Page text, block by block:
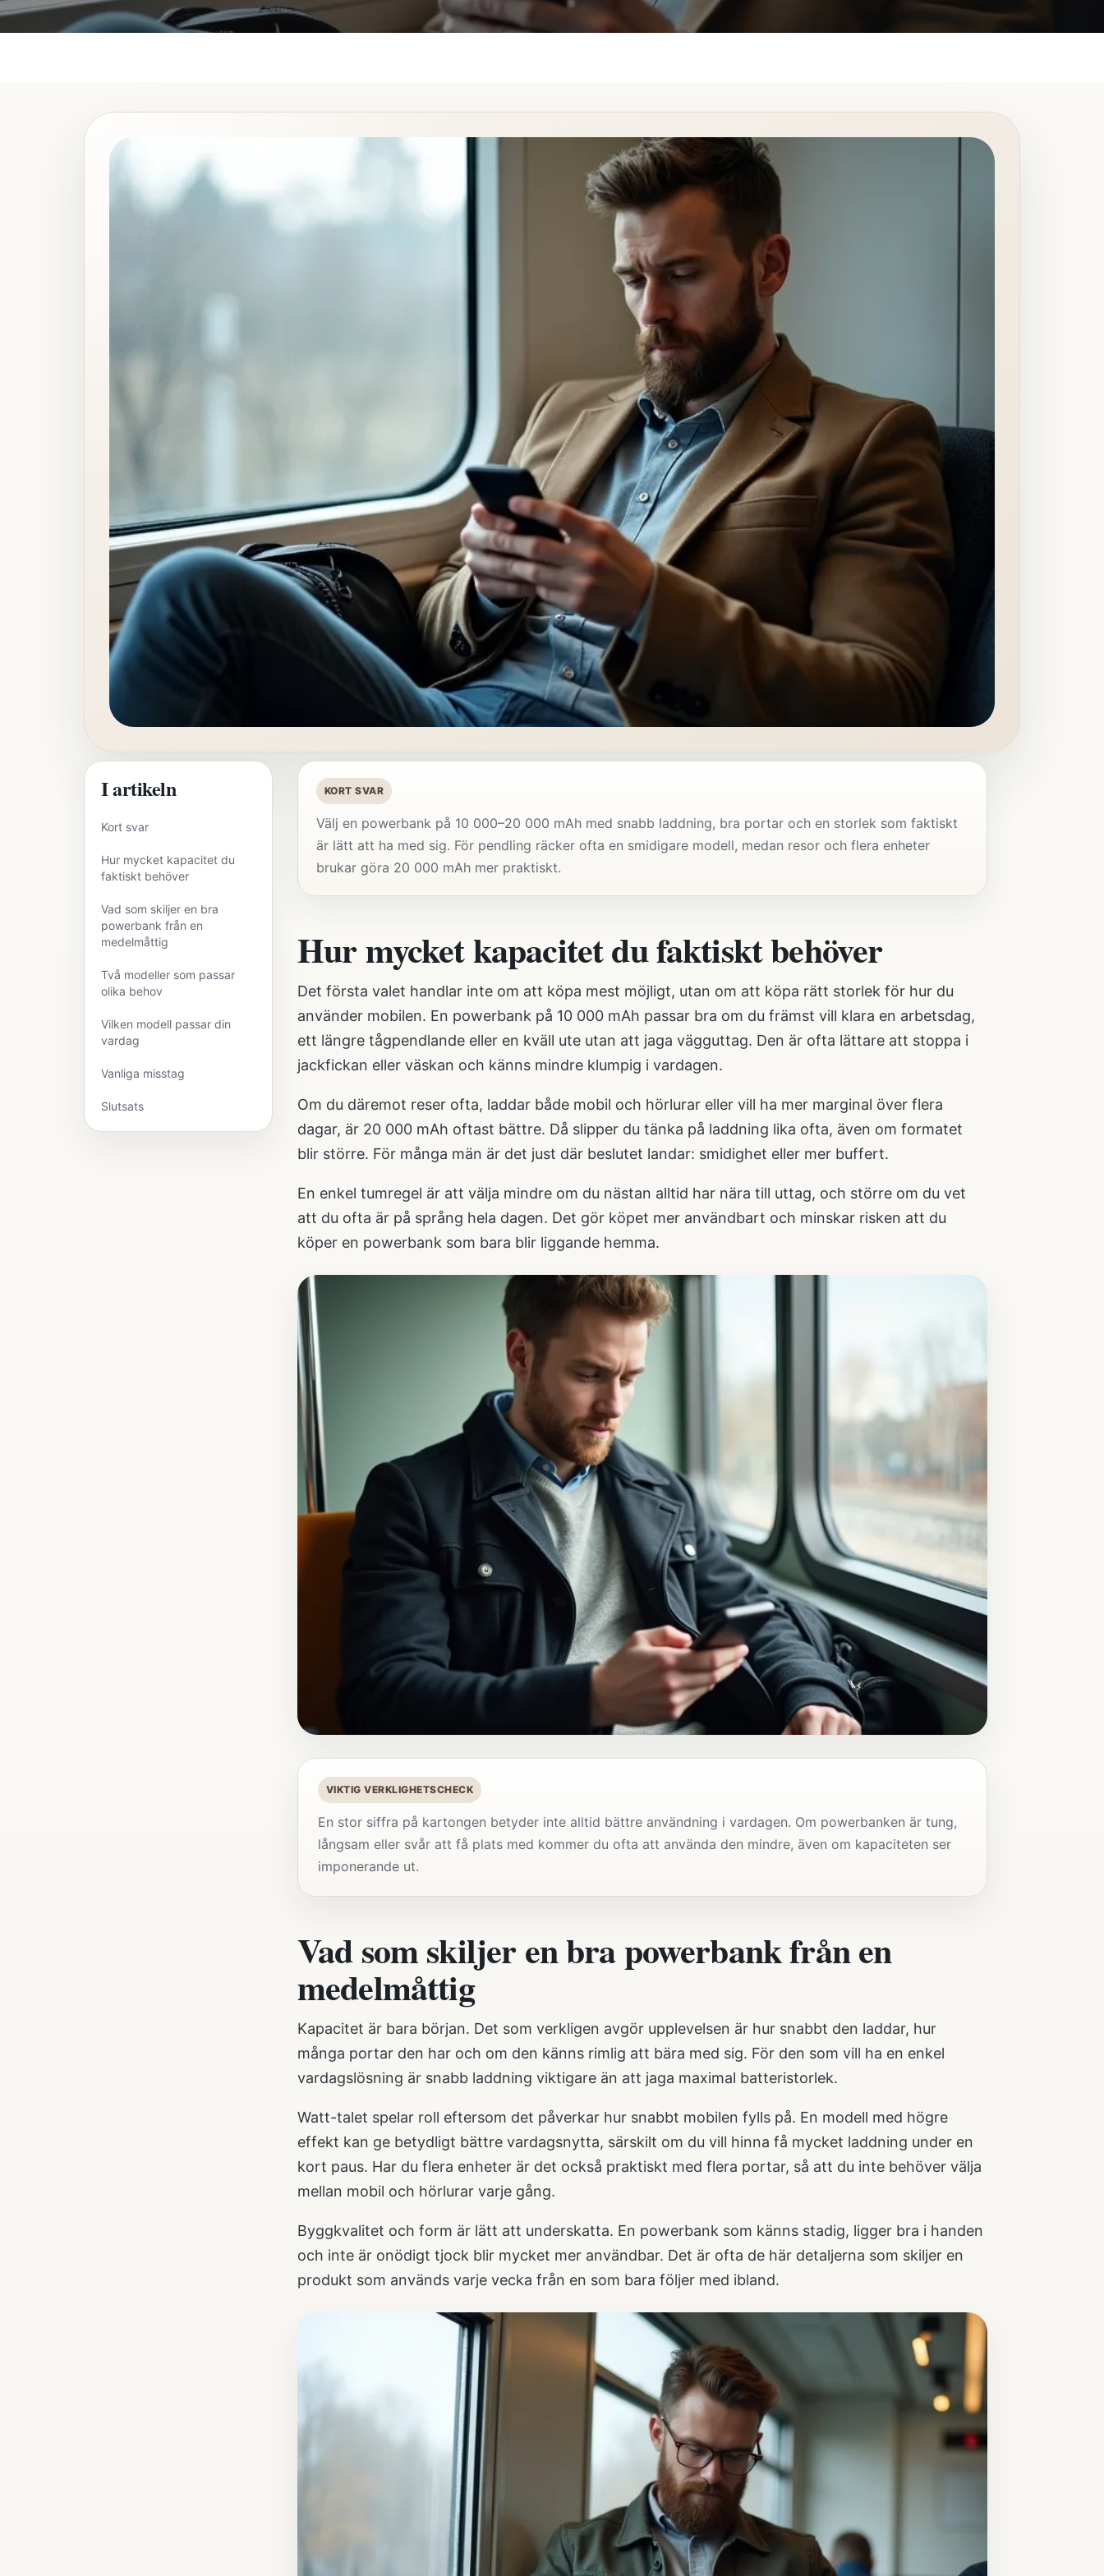
I artikeln
Kort svar
Hur mycket kapacitet du
faktiskt behöver
Vad som skiljer en bra
powerbank från en
medelmåttig
Två modeller som passar
olika behov
Vilken modell passar din
vardag
Vanliga misstag
Slutsats
KORT SVAR
Välj en powerbank på 10 000–20 000 mAh med snabb laddning, bra portar och en storlek som faktiskt
är lätt att ha med sig. För pendling räcker ofta en smidigare modell, medan resor och flera enheter
brukar göra 20 000 mAh mer praktiskt.
Hur mycket kapacitet du faktiskt behöver
Det första valet handlar inte om att köpa mest möjligt, utan om att köpa rätt storlek för hur du
använder mobilen. En powerbank på 10 000 mAh passar bra om du främst vill klara en arbetsdag,
ett längre tågpendlande eller en kväll ute utan att jaga vägguttag. Den är ofta lättare att stoppa i
jackfickan eller väskan och känns mindre klumpig i vardagen.
Om du däremot reser ofta, laddar både mobil och hörlurar eller vill ha mer marginal över flera
dagar, är 20 000 mAh oftast bättre. Då slipper du tänka på laddning lika ofta, även om formatet
blir större. För många män är det just där beslutet landar: smidighet eller mer buffert.
En enkel tumregel är att välja mindre om du nästan alltid har nära till uttag, och större om du vet
att du ofta är på språng hela dagen. Det gör köpet mer användbart och minskar risken att du
köper en powerbank som bara blir liggande hemma.
VIKTIG VERKLIGHETSCHECK
En stor siffra på kartongen betyder inte alltid bättre användning i vardagen. Om powerbanken är tung,
långsam eller svår att få plats med kommer du ofta att använda den mindre, även om kapaciteten ser
imponerande ut.
Vad som skiljer en bra powerbank från en
medelmåttig
Kapacitet är bara början. Det som verkligen avgör upplevelsen är hur snabbt den laddar, hur
många portar den har och om den känns rimlig att bära med sig. För den som vill ha en enkel
vardagslösning är snabb laddning viktigare än att jaga maximal batteristorlek.
Watt-talet spelar roll eftersom det påverkar hur snabbt mobilen fylls på. En modell med högre
effekt kan ge betydligt bättre vardagsnytta, särskilt om du vill hinna få mycket laddning under en
kort paus. Har du flera enheter är det också praktiskt med flera portar, så att du inte behöver välja
mellan mobil och hörlurar varje gång.
Byggkvalitet och form är lätt att underskatta. En powerbank som känns stadig, ligger bra i handen
och inte är onödigt tjock blir mycket mer användbar. Det är ofta de här detaljerna som skiljer en
produkt som används varje vecka från en som bara följer med ibland.